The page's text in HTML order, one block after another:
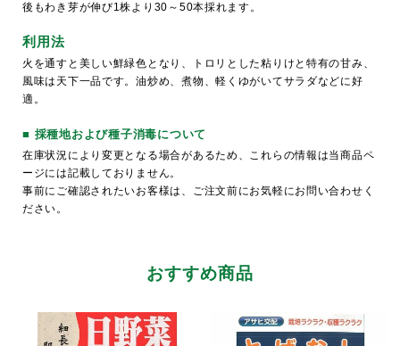
後もわき芽が伸び1株より30～50本採れます。
利用法
火を通すと美しい鮮緑色となり、トロリとした粘りけと特有の甘み、
風味は天下一品です。油炒め、煮物、軽くゆがいてサラダなどに好
適。
■ 採種地および種子消毒について
在庫状況により変更となる場合があるため、これらの情報は当商品ペ
ージには記載しておりません。
事前にご確認されたいお客様は、ご注文前にお気軽にお問い合わせく
ださい。
おすすめ商品